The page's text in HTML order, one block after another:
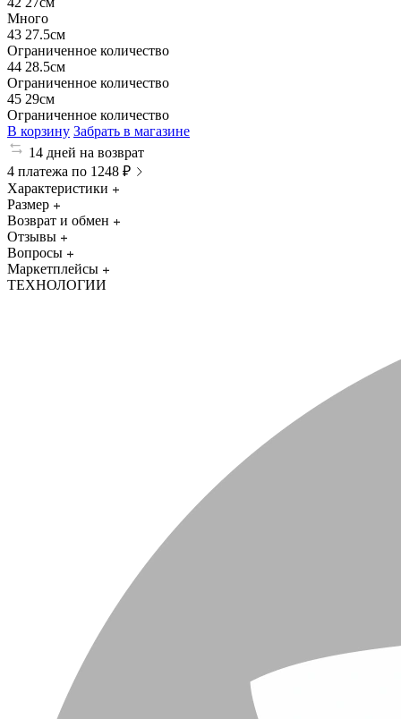
Много
43 27.5см
Ограниченное количество
44 28.5см
Ограниченное количество
45 29см
Ограниченное количество
В корзину Забрать в магазине
14 дней на возврат
4 платежа по 1248 ₽
Характеристики
Размер
Возврат и обмен
Отзывы
Вопросы
Маркетплейсы
ТЕХНОЛОГИИ